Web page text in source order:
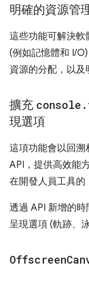
明確的資源管
這些功能可解決
(例如記憶體和 I/
資源的分配，以及
擴充 console .
現選項
這項功能會以回溯
API，提供高效能
在開發人員工具的
透過 API 新增的
呈現選項 (軌跡、
Offscreen